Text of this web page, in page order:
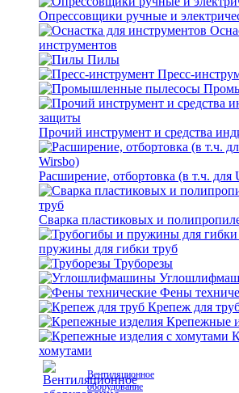
Опрессовщики ручные и
инструментов
Пилы
Пресс-
Прочий инструмент и средства
Расширение, отбортовка (в т.ч.
Сварка пластиковых и
пружины для гибки труб
Труборезы
Фены
Крепеж для
Крепежные
хомутами
Вентиляционное
оборудование